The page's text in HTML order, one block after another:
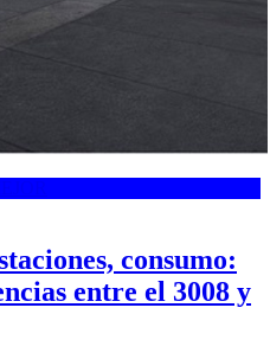
consumo:
entre el 3008 y